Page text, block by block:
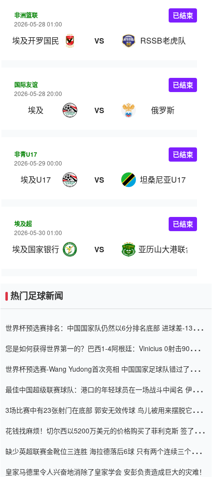
非洲篮联
2026-05-28 01:00
埃及开罗国民 VS RSSB老虎队
已结束
国际友谊
2026-05-28 20:00
埃及 VS 俄罗斯
已结束
非青U17
2026-05-29 00:00
埃及U17 VS 坦桑尼亚U17
已结束
埃及超
2026-05-30 01:00
埃及国家银行 VS 亚历山大港联合
已结束
热门足球新闻
世界杯预选赛排名：中国国家队仍然以6分排名底部 进球差-13令人
您是如何获得世界第一的？巴西1-4阿根廷：Vinicius 0射击90分钟
世界杯预选赛-Wang Yudong首次亮相 中国国家足球队错过了世界
最佳中国超级联赛球队：港口的年轻球员在一场战斗中闻名 伊万放
3场比赛中有23张射门在底部 郭安无效传球 鸟儿被用来摆脱它
花钱找麻烦！切尔西以5200万美元的价格购买了菲利克斯 签了7年
缺少英超联赛金靴位三连胜 海拉德落后6球 只有两个连续三个连续
皇家马德里令人兴奋地消除了皇家学会 安彭负责造成巨大的灾难！